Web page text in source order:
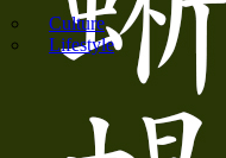
Culture
Lifestyle